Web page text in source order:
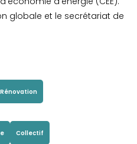
globale et le secrétariat de
Rénovation
Collectif